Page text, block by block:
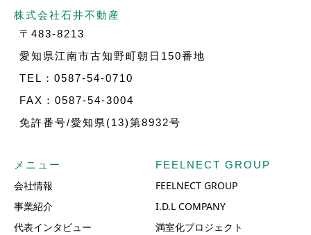
株式会社石井不動産
〒483-8213
愛知県江南市古知野町朝日150番地
TEL：0587-54-0710
FAX：0587-54-3004
免許番号/愛知県(13)第8932号
メニュー
会社情報
事業紹介
代表インタビュー
FEELNECT GROUP
FEELNECT GROUP
I.D.L COMPANY
満室化プロジェクト